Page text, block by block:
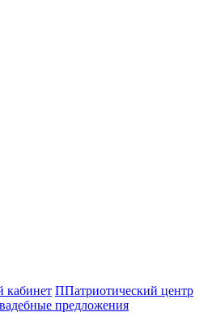
кабинет ППатриотический центр
предложения